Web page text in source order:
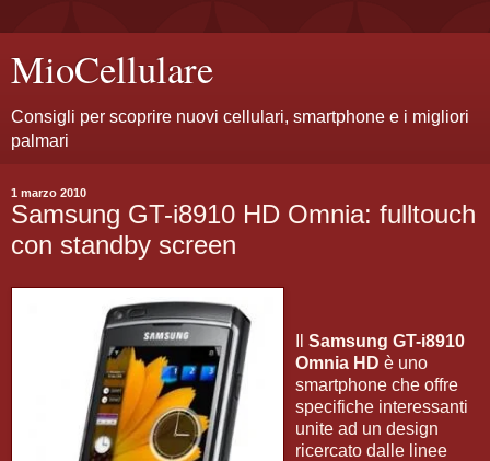
MioCellulare
Consigli per scoprire nuovi cellulari, smartphone e i migliori
palmari
1 marzo 2010
Samsung GT-i8910 HD Omnia: fulltouch
con standby screen
Samsung GT-i8910
Omnia HD è uno
smartphone che offre
specifiche interessanti
unite ad un design
ricercato dalle linee